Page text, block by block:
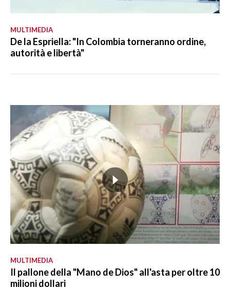
MULTIMEDIA
De la Espriella: "In Colombia torneranno ordine,
autorità e libertà"
MULTIMEDIA
Il pallone della "Mano de Dios" all'asta per oltre 10
milioni dollari